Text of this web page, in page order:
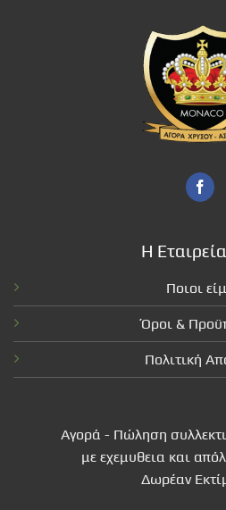
Η
Ποιοι
Όροι &
Πολιτική
Αγορά - Πώληση
με εχεμυθεια και
Δωρέαν